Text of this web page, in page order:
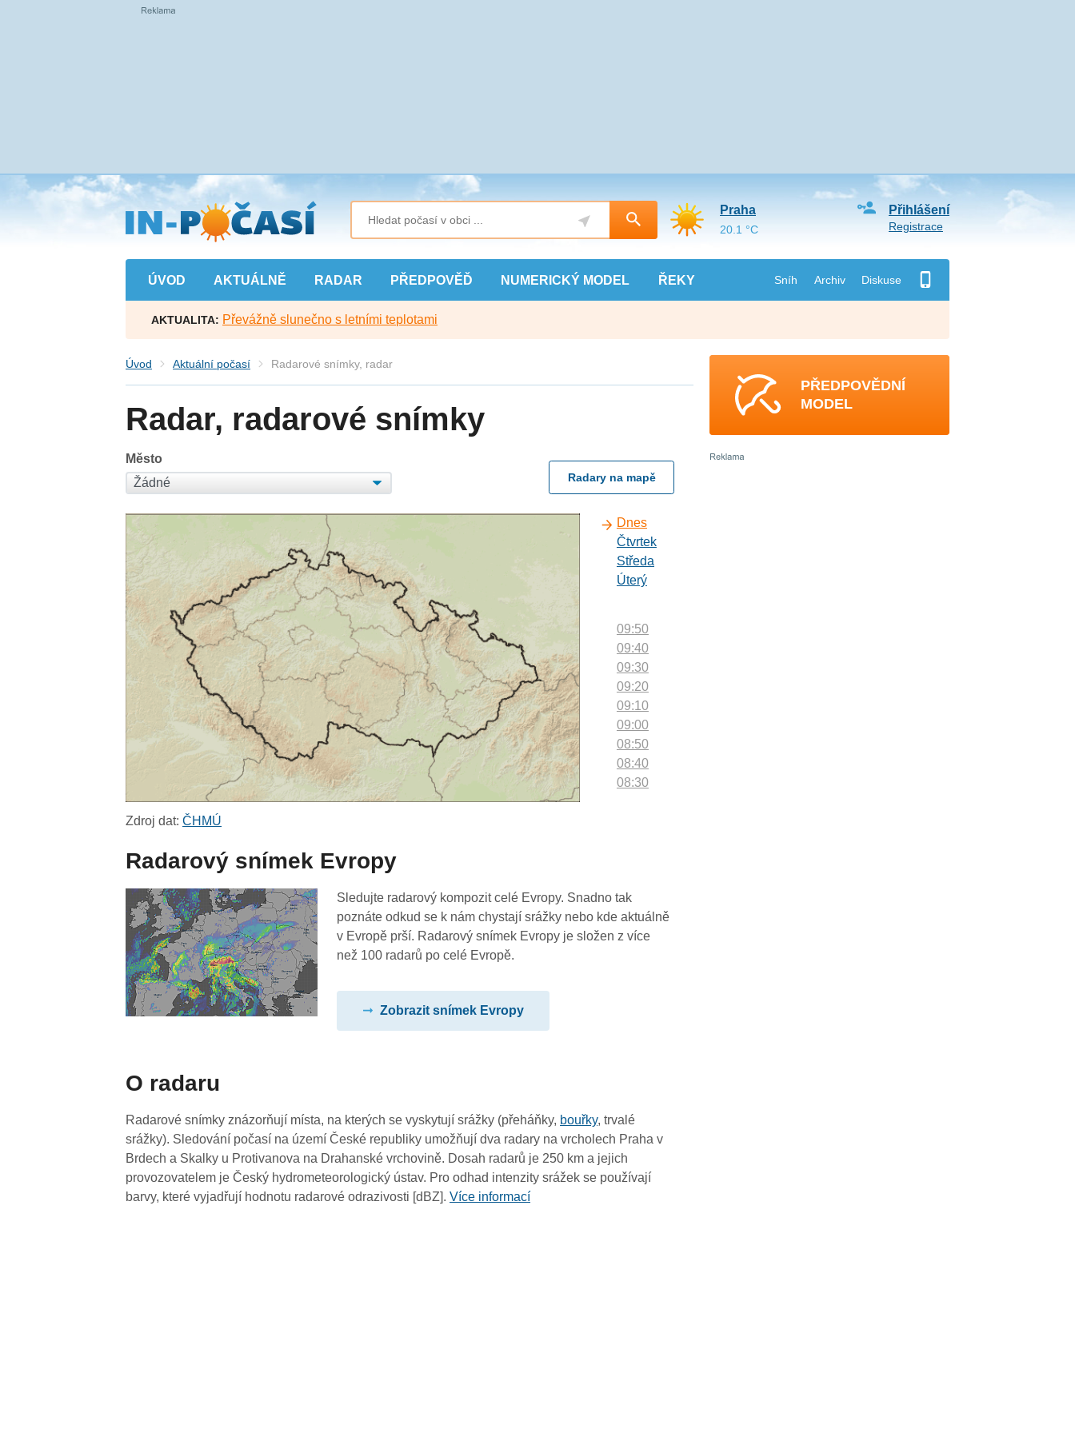
Přejít
na
hlavní
obsah
ÚVOD AKTUÁLNĚ RADAR PŘEDPOVĚĎ NUMERICKÝ MODEL ŘEKY Sníh Archiv Diskuse
Přihlášení
Registrace
Praha
20.1 °C
AKTUALITA: Převážně slunečno s letními teplotami
Úvod Aktuální počasí Radarové snímky, radar
Radar, radarové snímky
Město
Radary na mapě
Dnes
Čtvrtek
Středa
Úterý
09:50
09:40
09:30
09:20
09:10
09:00
08:50
08:40
08:30
07:30
07:20
07:10
05:30
05:20
05:10
05:00
Zdroj dat:ČHMÚ
Radarový snímek Evropy
Sledujte radarový kompozit celé Evropy. Snadno tak
poznáte odkud se k nám chystají srážky nebo kde aktuálně
v Evropě prší. Radarový snímek Evropy je složen z více
než 100 radarů po celé Evropě.
Zobrazit snímek Evropy
O radaru
Radarové snímky znázorňují místa, na kterých se vyskytují srážky (přeháňky, bouřky, trvalé
srážky). Sledování počasí na území České republiky umožňují dva radary na vrcholech Praha v
Brdech a Skalky u Protivanova na Drahanské vrchovině. Dosah radarů je 250 km a jejich
provozovatelem je Český hydrometeorologický ústav. Pro odhad intenzity srážek se používají
barvy, které vyjadřují hodnotu radarové odrazivosti [dBZ].Více informací
PŘEDPOVĚDNÍ
MODEL